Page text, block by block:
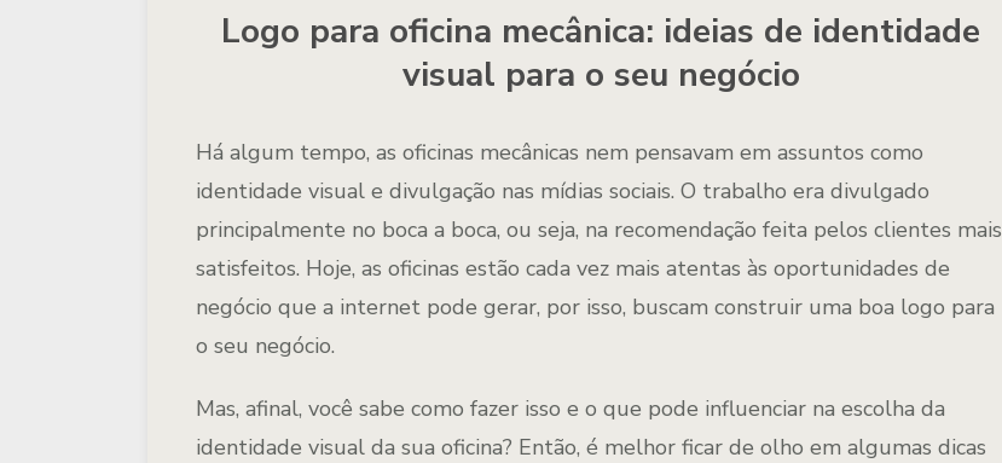
Logo para oficina mecânica: ideias de identidade
visual para o seu negócio
Há algum tempo, as oficinas mecânicas nem pensavam em assuntos como
identidade visual e divulgação nas mídias sociais. O trabalho era divulgado
principalmente no boca a boca, ou seja, na recomendação feita pelos clientes mais
satisfeitos. Hoje, as oficinas estão cada vez mais atentas às oportunidades de
negócio que a internet pode gerar, por isso, buscam construir uma boa logo para
o seu negócio.
Mas, afinal, você sabe como fazer isso e o que pode influenciar na escolha da
identidade visual da sua oficina? Então, é melhor ficar de olho em algumas dicas